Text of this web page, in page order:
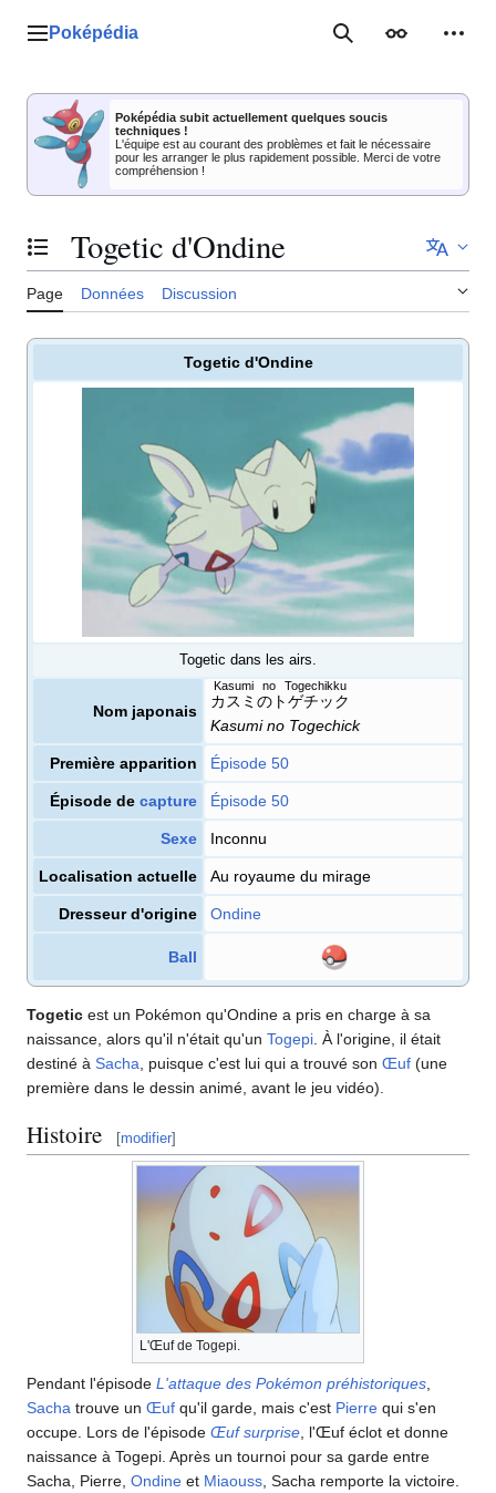
Menu principal
Poképédia RechercherApparence
Poképédia subit actuellement quelques soucis
techniques !
L'équipe est au courant des problèmes et fait le nécessaire
pour les arranger le plus rapidement possible. Merci de votre
compréhension !
Basculer la table des matières
Togetic d'Ondine
Page Données Discussion
Togetic d'Ondine
Togetic dans les airs.
Nom japonais
カスミのトゲチック
Kasumi no Togechikku
Kasumi no Togechick
Première apparition Épisode 50
Épisode de capture Épisode 50
Sexe Inconnu
Localisation actuelle Au royaume du mirage
Dresseur d'origine Ondine
Ball
Togetic est un Pokémon qu'Ondine a pris en charge à sa
naissance, alors qu'il n'était qu'un Togepi . À l'origine, il était
destiné à Sacha , puisque c'est lui qui a trouvé son Œuf (une
première dans le dessin animé, avant le jeu vidéo).
Histoire [modifier]
L'Œuf de Togepi.
Pendant l'épisode L'attaque des Pokémon préhistoriques,
Sacha trouve un Œuf qu'il garde, mais c'est Pierre qui s'en
occupe. Lors de l'épisode Œuf surprise, l'Œuf éclot et donne
naissance à Togepi. Après un tournoi pour sa garde entre
Sacha, Pierre, Ondine et Miaouss, Sacha remporte la victoire.